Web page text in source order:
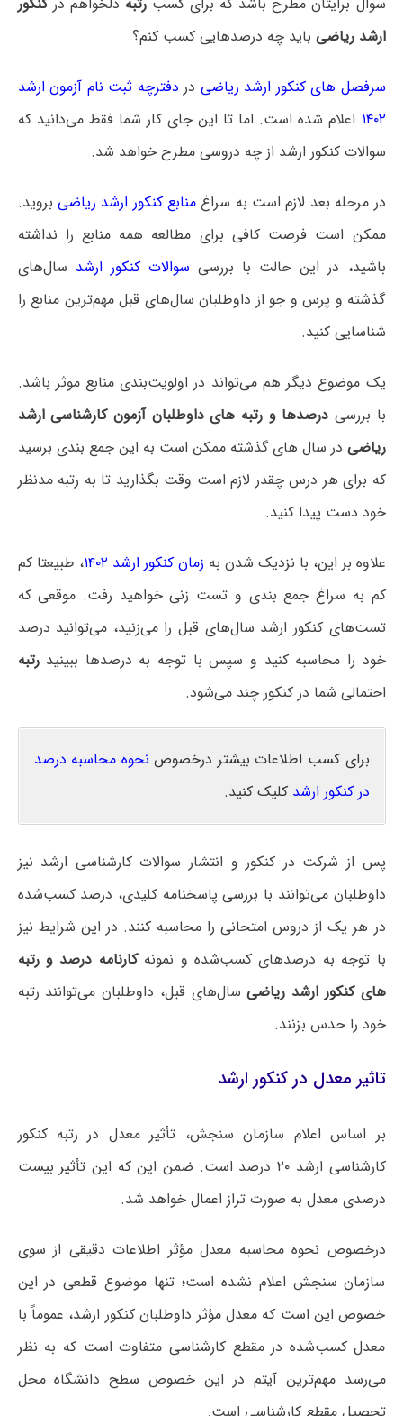
ارشد ریاضی باید چه درصدهایی کسب کنم؟
سرفصل های کنکور ارشد ریاضی در دفترچه ثبت نام آزمون ارشد
۱۴۰۲ اعلام شده است. اما تا این جای کار شما فقط می‌دانید که
سوالات کنکور ارشد از چه دروسی مطرح خواهد شد.
در مرحله بعد لازم است به سراغمنابع کنکور ارشد ریاضی بروید.
ممکن است فرصت کافی برای مطالعه همه منابع را نداشته
باشید، در این حالت با بررسی سوالات کنکور ارشد سال‌های
گذشته و پرس و جو از داوطلبان سال‌های قبل مهم‌ترین منابع را
شناسایی کنید.
یک موضوع دیگر هم می‌تواند در اولویت‌بندی منابع موثر باشد.
با بررسی درصدها و رتبه های داوطلبان آزمون کارشناسی ارشد
ریاضی در سال های گذشته ممکن است به این جمع بندی برسید
که برای هر درس چقدر لازم است وقت بگذارید تا به رتبه مدنظر
خود دست پیدا کنید.
علاوه بر این، با نزدیک شدن به زمان کنکور ارشد ۱۴۰۲
، طبیعتا کم
کم به سراغ جمع بندی و تست زنی خواهید رفت. موقعی که
تست‌های کنکور ارشد سال‌های قبل را می‌زنید، می‌توانید درصد
خود را محاسبه کنید و سپس با توجه به درصدها ببینیدرتبه
احتمالی شما در کنکور چند می‌شود.
برای کسب اطلاعات بیشتر درخصوص نحوه محاسبه درصد
در کنکور ارشد کلیک کنید.
پس از شرکت در کنکور و انتشار سوالات کارشناسی ارشد نیز
داوطلبان می‌توانند با بررسی پاسخنامه کلیدی، درصد کسب‌شده
در هر یک از دروس امتحانی را محاسبه کنند. در این شرایط نیز
با توجه به درصدهای کسب‌شده و نمونهکارنامه درصد و رتبه
های کنکور ارشد ریاضیسال‌های قبل، داوطلبان می‌توانند رتبه
خود را حدس بزنند.
تاثیر معدل در کنکور ارشد
بر اساس اعلام سازمان سنجش، تأثیر معدل در رتبه کنکور
کارشناسی ارشد ۲۰ درصد است. ضمن این که این تأثیر بیست
درصدی معدل به صورت تراز اعمال خواهد شد.
درخصوص نحوه محاسبه معدل مؤثر اطلاعات دقیقی از سوی
سازمان سنجش اعلام نشده است؛ تنها موضوع قطعی در این
خصوص این است که معدل مؤثر داوطلبان کنکور ارشد، عموماً با
معدل کسب‌شده در مقطع کارشناسی متفاوت است که به نظر
می‌رسد مهم‌ترین آیتم در این خصوص سطح دانشگاه محل